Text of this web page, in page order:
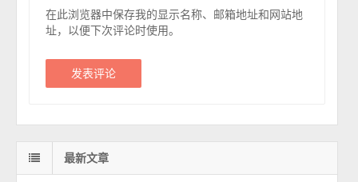
在此浏览器中保存我的显示名称、邮箱地址和网站地
址，以便下次评论时使用。
最新文章